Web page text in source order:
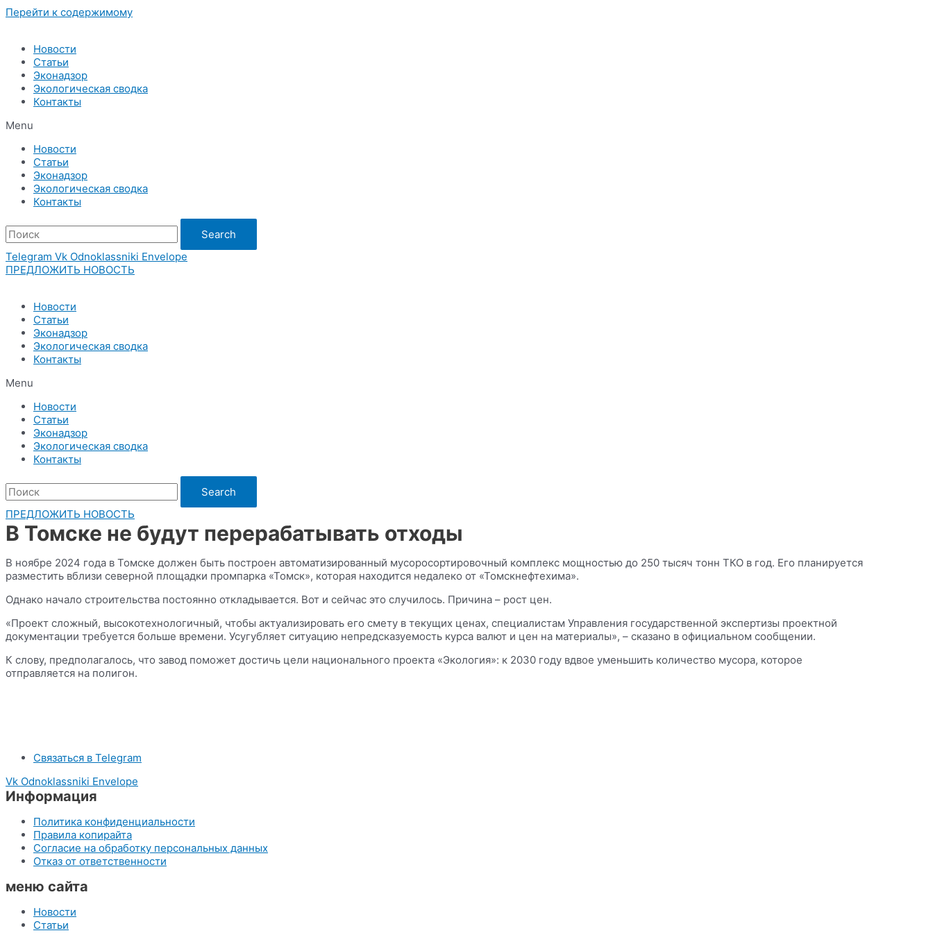
Перейти к содержимому
Новости
Статьи
Эконадзор
Экологическая сводка
Контакты
Menu
Новости
Статьи
Эконадзор
Экологическая сводка
Контакты
Search
Telegram Vk Odnoklassniki Envelope
ПРЕДЛОЖИТЬ НОВОСТЬ
Новости
Статьи
Эконадзор
Экологическая сводка
Контакты
Menu
Новости
Статьи
Эконадзор
Экологическая сводка
Контакты
Search
ПРЕДЛОЖИТЬ НОВОСТЬ
В Томске не будут перерабатывать отходы
В ноябре 2024 года в Томске должен быть построен автоматизированный мусоросортировочный комплекс мощностью до 250 тысяч тонн ТКО в год. Его планируется
разместить вблизи северной площадки промпарка «Томск», которая находится недалеко от «Томскнефтехима».
Однако начало строительства постоянно откладывается. Вот и сейчас это случилось. Причина – рост цен.
«Проект сложный, высокотехнологичный, чтобы актуализировать его смету в текущих ценах, специалистам Управления государственной экспертизы проектной
документации требуется больше времени. Усугубляет ситуацию непредсказуемость курса валют и цен на материалы», – сказано в официальном сообщении.
К слову, предполагалось, что завод поможет достичь цели национального проекта «Экология»: к 2030 году вдвое уменьшить количество мусора, которое
отправляется на полигон.
Связаться в Telegram
Vk Odnoklassniki Envelope
Информация
Политика конфиденциальности
Правила копирайта
Согласие на обработку персональных данных
Отказ от ответственности
меню сайта
Новости
Статьи